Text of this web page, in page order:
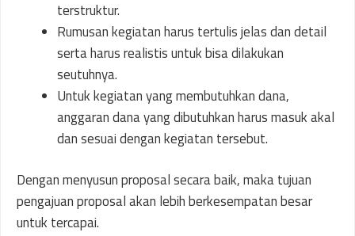
terstruktur.
Rumusan kegiatan harus tertulis jelas dan detail
serta harus realistis untuk bisa dilakukan
seutuhnya.
Untuk kegiatan yang membutuhkan dana,
anggaran dana yang dibutuhkan harus masuk akal
dan sesuai dengan kegiatan tersebut.
Dengan menyusun proposal secara baik, maka tujuan
pengajuan proposal akan lebih berkesempatan besar
untuk tercapai.